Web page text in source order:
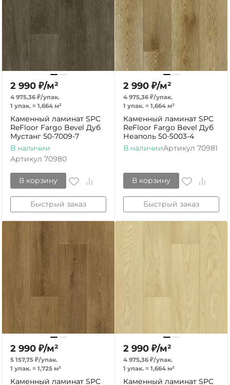
2 990 ₽/м²
4 975,36 ₽/упак.
1 упак. = 1,664 м²
Каменный ламинат SPC
ReFloor Fargo Bevel Дуб
Мустанг 50-7009-7
В наличии
Артикул 70980
В корзину
Быстрый заказ
2 990 ₽/м²
4 975,36 ₽/упак.
1 упак. = 1,664 м²
Каменный ламинат SPC
ReFloor Fargo Bevel Дуб
Неаполь 50-5003-4
В наличииАртикул 70981
В корзину
Быстрый заказ
2 990 ₽/м²
5 157,75 ₽/упак.
1 упак. = 1,725 м²
Каменный ламинат SPC
2 990 ₽/м²
4 975,36 ₽/упак.
1 упак. = 1,664 м²
Каменный ламинат SPC